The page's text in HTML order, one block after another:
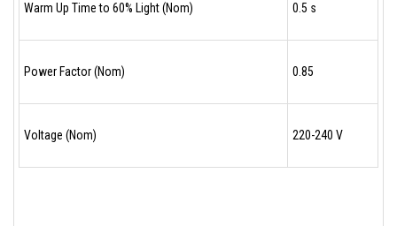
Warm Up Time to 60% Light (Nom) 0.5 s
Power Factor (Nom) 0.85
Voltage (Nom) 220-240 V